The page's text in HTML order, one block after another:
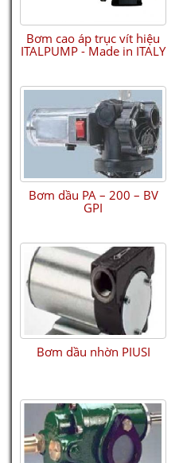
ULTRASONIC LEVEL
Bơm cao áp trục vít hiệu
ITALPUMP - Made in ITALY
Bơm dầu PA – 200 – BV
GPI
Bơm dầu nhờn PIUSI